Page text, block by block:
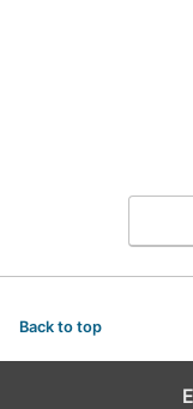
Back to top